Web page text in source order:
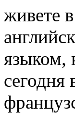
живете
языком,